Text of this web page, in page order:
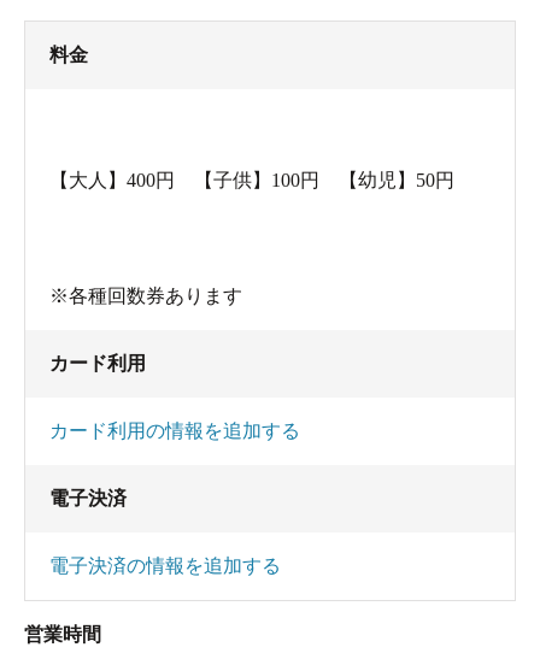
料金
【大人】400円 【子供】100円 【幼児】50円
※各種回数券あります
カード利用
カード利用の情報を追加する
電子決済
電子決済の情報を追加する
営業時間